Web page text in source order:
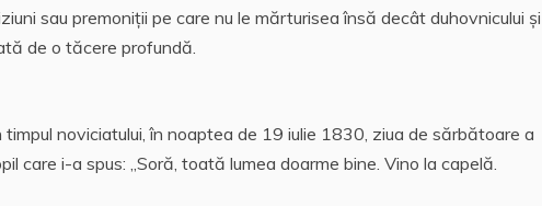
sau premoniții pe care nu le mărturisea însă decât duhovnicului și
de o tăcere profundă.
noviciatului, în noaptea de 19 iulie 1830, ziua de sărbătoare a
care i-a spus: „Soră, toată lumea doarme bine. Vino la capelă.